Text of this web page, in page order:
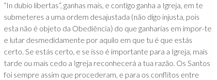
“In dubio libertas”, ganhas mais, e contigo ganha a Igreja, em te
submeteres a uma ordem desajustada (não digo injusta, pois
esta não é objeto da Obediência) do que ganharias em impor-te
e lutar desmedidamente por aquilo em que tu é que estás
certo. Se estás certo, e se isso é importante para a Igreja, mais
tarde ou mais cedo a Igreja reconhecerá a tua razão. Os Santos
foi sempre assim que procederam, e para os conflitos entre